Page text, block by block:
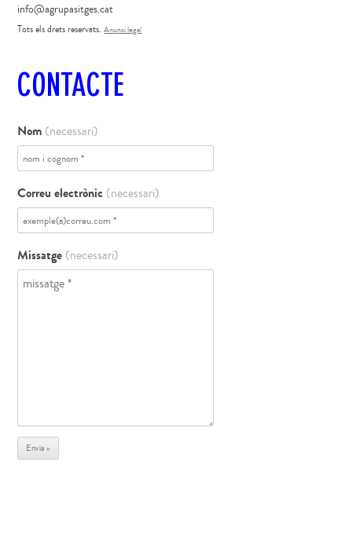
info@agrupasitges.cat
Tots els drets reservats.Anunci legal
CONTACTE
Nom (necessari)
Correu electrònic (necessari)
Missatge (necessari)